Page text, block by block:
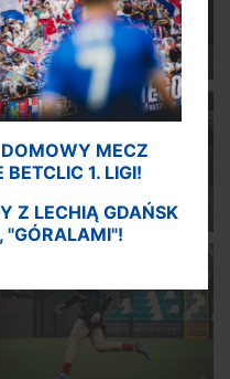
MECZ
1. LIGI!
Z LECHIĄ GDAŃSK
"GÓRALAMI"!